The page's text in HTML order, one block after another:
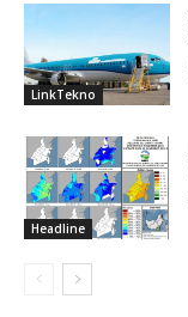
LinkTekno
Headline